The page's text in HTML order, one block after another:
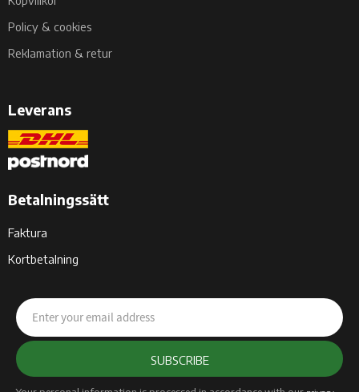
Policy & cookies
Reklamation & retur
Leverans
Betalningssätt
Faktura
Kortbetalning
SUBSCRIBE